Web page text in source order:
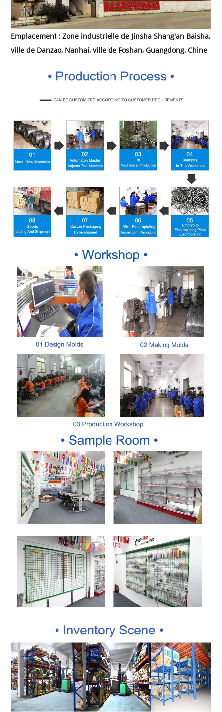
Emplacement : Zone industrielle de Jinsha Shang'an Baisha,
ville de Danzao, Nanhai, ville de Foshan, Guangdong, Chine